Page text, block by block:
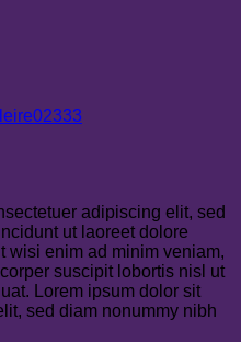
adipiscing elit, sed
ut laoreet dolore
wisi enim ad minim veniam,
suscipit lobortis nisl ut
Lorem ipsum dolor sit
sed diam nonummy nibh